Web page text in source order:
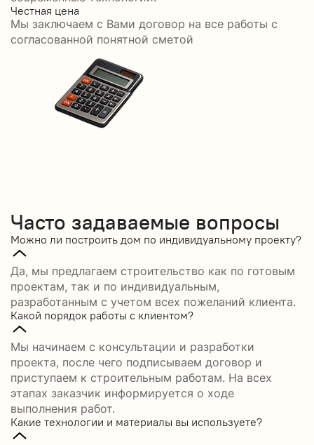
Честная цена
Мы заключаем с Вами договор на все работы с
согласованной понятной сметой
Часто задаваемые вопросы
Можно ли построить дом по индивидуальному проекту?
Да, мы предлагаем строительство как по готовым
проектам, так и по индивидуальным,
разработанным с учетом всех пожеланий клиента.
Какой порядок работы с клиентом?
Мы начинаем с консультации и разработки
проекта, после чего подписываем договор и
приступаем к строительным работам. На всех
этапах заказчик информируется о ходе
выполнения работ.
Какие технологии и материалы вы используете?